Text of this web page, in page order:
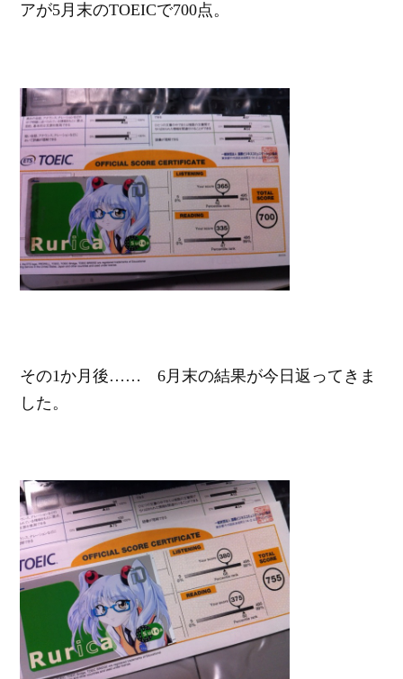
アが5月末のTOEICで700点。
その1か月後…… 6月末の結果が今日返ってきま
した。